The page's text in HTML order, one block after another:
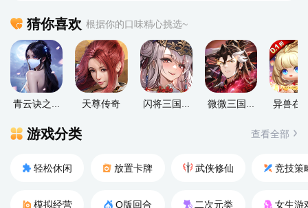
猜你喜欢 根据你的口味精心挑选~
青云诀之... 天尊传奇 闪将三国... 微微三国... 异兽在
游戏分类 查看全部
轻松休闲
模拟经营
放置卡牌
Q版回合
武侠修仙
二次元类
竞技策
女生游